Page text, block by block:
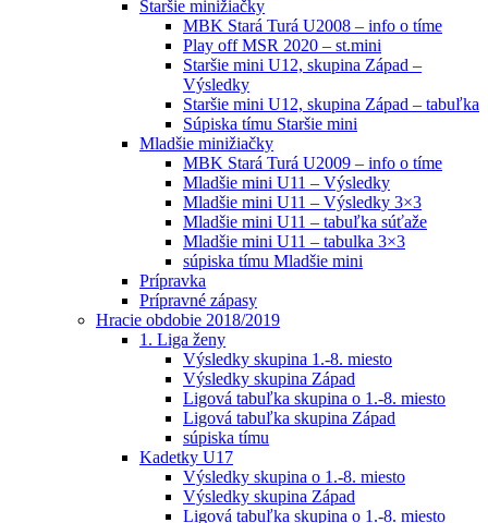
Staršie minižiačky
MBK Stará Turá U2008 – info o tíme
Play off MSR 2020 – st.mini
Staršie mini U12, skupina Západ –
Výsledky
Staršie mini U12, skupina Západ – tabuľka
Súpiska tímu Staršie mini
Mladšie minižiačky
MBK Stará Turá U2009 – info o tíme
Mladšie mini U11 – Výsledky
Mladšie mini U11 – Výsledky 3×3
Mladšie mini U11 – tabuľka súťaže
Mladšie mini U11 – tabulka 3×3
súpiska tímu Mladšie mini
Prípravka
Prípravné zápasy
Hracie obdobie 2018/2019
1. Liga ženy
Výsledky skupina 1.-8. miesto
Výsledky skupina Západ
Ligová tabuľka skupina o 1.-8. miesto
Ligová tabuľka skupina Západ
súpiska tímu
Kadetky U17
Výsledky skupina o 1.-8. miesto
Výsledky skupina Západ
Ligová tabuľka skupina o 1.-8. miesto